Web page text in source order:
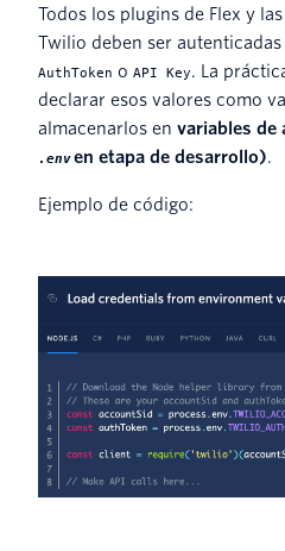
Todos los plugins de Flex y
Twilio deben ser
AuthToken o API Key. La
declarar esos valores como
almacenarlos en variables de
.enven etapa de desarrollo).
Ejemplo de código: